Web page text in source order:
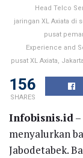
Head Telco
jaringan XL Axiata di
pusat
Experience and
pusat XL Axiata,
156
SHARES
Infobisnis.id
menyalurkan
Jabodetabek.